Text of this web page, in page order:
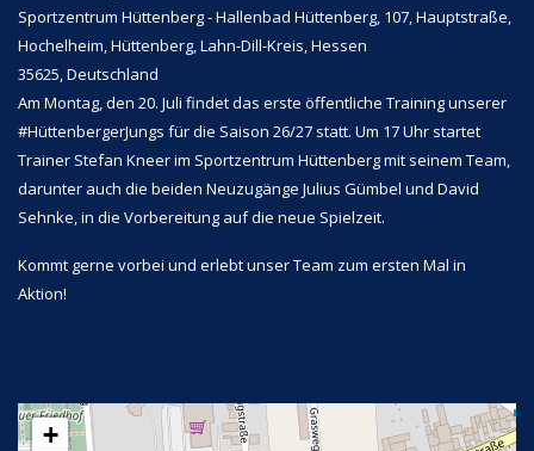
Sportzentrum Hüttenberg - Hallenbad Hüttenberg, 107, Hauptstraße,
Hochelheim, Hüttenberg, Lahn-Dill-Kreis, Hessen
35625, Deutschland
Am Montag, den 20. Juli findet das erste öffentliche Training unserer
#HüttenbergerJungs für die Saison 26/27 statt. Um 17 Uhr startet
Trainer Stefan Kneer im Sportzentrum Hüttenberg mit seinem Team,
darunter auch die beiden Neuzugänge Julius Gümbel und David
Sehnke, in die Vorbereitung auf die neue Spielzeit.
Kommt gerne vorbei und erlebt unser Team zum ersten Mal in
Aktion!
+